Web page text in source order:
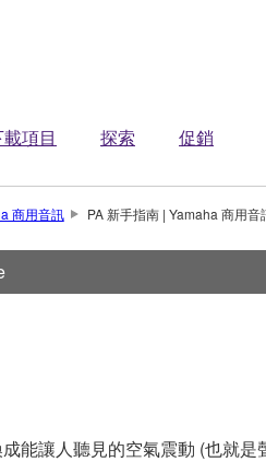
項目 探索 促銷
商用音訊 PA 新手指南 | Yamaha 商用音
能讓人聽見的空氣震動 (也就是